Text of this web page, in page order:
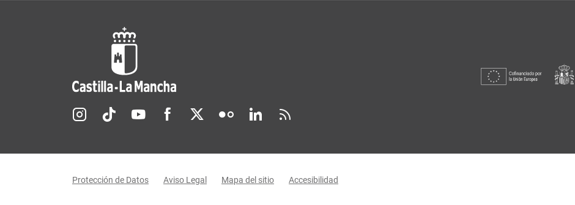
Redes sociales JCCM
Protección de Datos Aviso Legal Mapa del sitio Accesibilidad